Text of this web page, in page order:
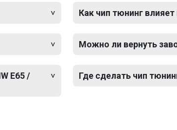
E65 /
Как чип тюнинг
Можно ли вернуть
Где сделать чип